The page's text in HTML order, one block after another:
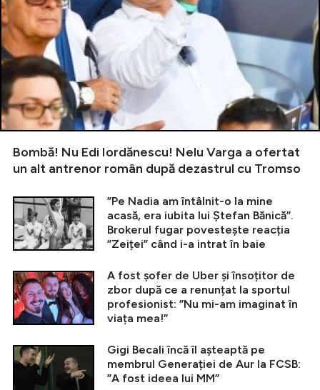
Bombă! Nu Edi Iordănescu! Nelu Varga a ofertat
un alt antrenor român după dezastrul cu Tromso
”Pe Nadia am întâlnit-o la mine
acasă, era iubita lui Ștefan Bănică”.
Brokerul fugar povestește reacția
”Zeiței” când i-a intrat în baie
A fost șofer de Uber și însoțitor de
zbor după ce a renunțat la sportul
profesionist: ”Nu mi-am imaginat în
viața mea!”
Gigi Becali încă îl așteaptă pe
membrul Generației de Aur la FCSB:
”A fost ideea lui MM”